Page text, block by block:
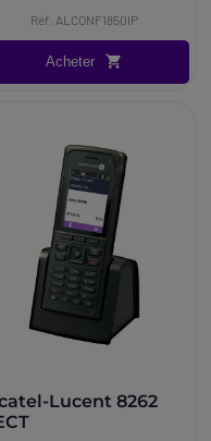
Réf: ALCONF1850IP
Acheter
Lucent 8262